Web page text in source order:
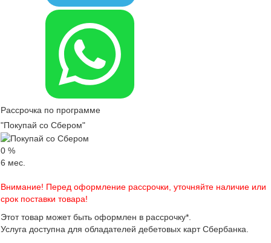
Рассрочка по программе
"Покупай со Сбером"
0 %
6 мес.
Внимание! Перед оформление рассрочки, уточняйте наличие или
срок поставки товара!
Этот товар может быть оформлен в рассрочку*.
Услуга доступна для обладателей дебетовых карт Сбербанка.